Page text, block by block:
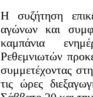
Η συζήτηση
αγώνων και
καμπάνια
Ρεθεμνιωτών
συμμετέχοντας
τις ώρες